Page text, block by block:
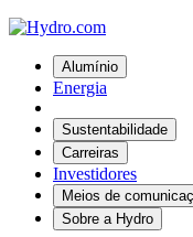
Alumínio
Energia
Sustentabilidade
Carreiras
Investidores
Meios de
Sobre a Hydro